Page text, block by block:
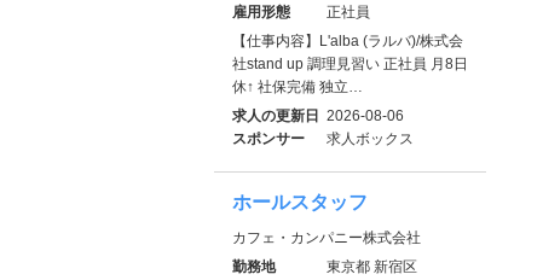
雇用形態
正社員
【仕事内容】L'alba (ラルバ)/株式会
社stand up 調理見習い 正社員 月8日
休↑ 社保完備 独立…
求人の更新日
2026-08-06
スポンサー
求人ボックス
ホールスタッフ
カフェ・カンパニー株式会社
勤務地
東京都 新宿区